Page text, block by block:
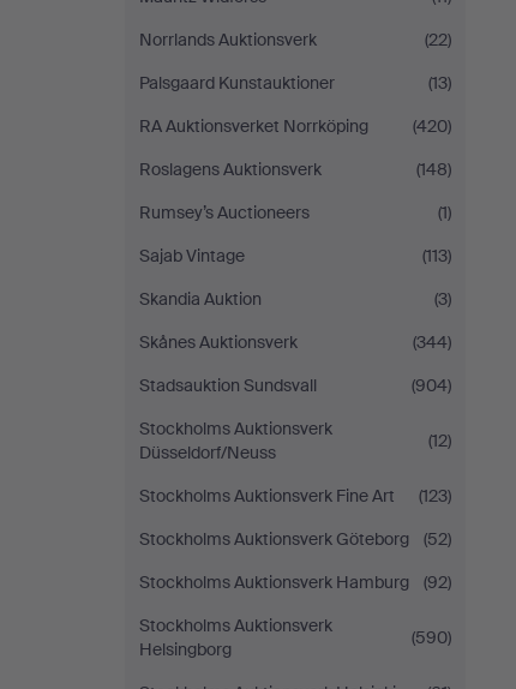
Norrlands Auktionsverk
(22)
Palsgaard Kunstauktioner
(13)
RA Auktionsverket Norrköping
(420)
Roslagens Auktionsverk
(148)
Rumsey’s Auctioneers
(1)
Sajab Vintage
(113)
Skandia Auktion
(3)
Skånes Auktionsverk
(344)
Stadsauktion Sundsvall
(904)
Stockholms Auktionsverk
Düsseldorf/Neuss
(12)
Stockholms Auktionsverk Fine Art
(123)
Stockholms Auktionsverk Göteborg
(52)
Stockholms Auktionsverk Hamburg
(92)
Stockholms Auktionsverk
Helsingborg
(590)